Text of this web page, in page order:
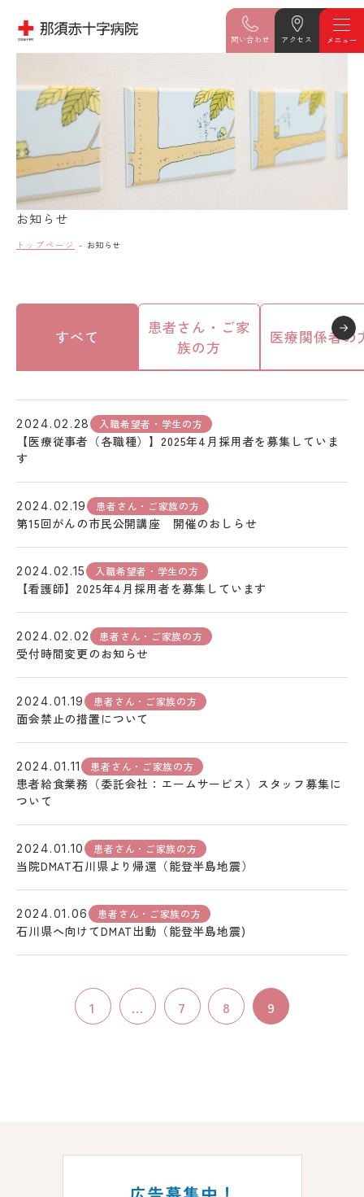
問い合わせ アクセス
お知らせ
トップページ お知らせ
すべて
患者さん・ご家
族の方
医療関係者の
2024.02.28 入職希望者・学生の方
【医療従事者（各職種）】2025年4月採用者を募集していま
す
2024.02.19 患者さん・ご家族の方
第15回がんの市民公開講座 開催のおしらせ
2024.02.15 入職希望者・学生の方
【看護師】2025年4月採用者を募集しています
2024.02.02 患者さん・ご家族の方
受付時間変更のお知らせ
2024.01.19 患者さん・ご家族の方
面会禁止の措置について
2024.01.11 患者さん・ご家族の方
患者給食業務（委託会社：エームサービス）スタッフ募集に
ついて
2024.01.10 患者さん・ご家族の方
当院DMAT石川県より帰還（能登半島地震）
2024.01.06 患者さん・ご家族の方
石川県へ向けてDMAT出動（能登半島地震)
1 ... 7 8 9